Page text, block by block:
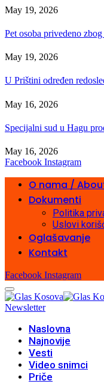
May 19, 2026
Pet osoba privedeno
May 19, 2026
U Prištini određen
May 16, 2026
Specijalni sud u Hagu
May 16, 2026
Facebook Instagram
O nama /
Dokumenti
Politika
Uslovi
Oglašavanje
Kontakt
Facebook Instagram
Newsletter
Naslovna
Najnovije
Vesti
Video snimci
Priče